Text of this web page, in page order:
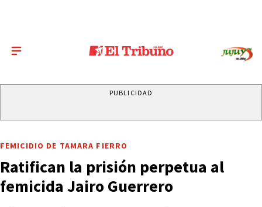
PUBLICIDAD
FEMICIDIO DE TAMARA FIERRO
Ratifican la prisión perpetua al
femicida Jairo Guerrero